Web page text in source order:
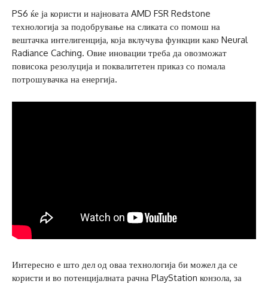
PS6 ќе ја користи и најновата AMD FSR Redstone
технологија за подобрување на сликата со помош на
вештачка интелигенција, која вклучува функции како Neural
Radiance Caching. Овие иновации треба да овозможат
повисока резолуција и поквалитетен приказ со помала
потрошувачка на енергија.
Интересно е што дел од оваа технологија би можел да се
користи и во потенцијалната рачна PlayStation конзола, за